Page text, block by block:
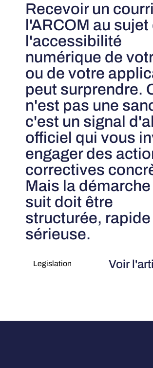
Recevoir un
l'ARCOM au sujet
l'accessibilité
numérique de
ou de votre
peut surprendre.
n'est pas une
c'est un signal
officiel qui vous
engager des
correctives
Mais la
suit doit être
structurée, rapide
sérieuse.
Legislation Voir